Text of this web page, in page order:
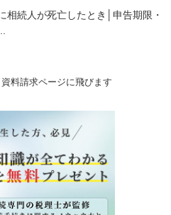
相続人が死亡したとき│申告期限・
料請求ページに飛びます